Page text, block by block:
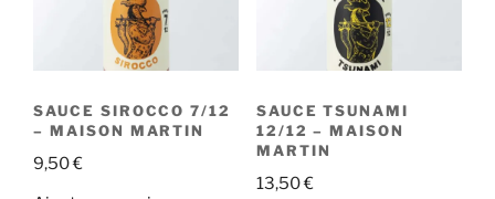
SAUCE SIROCCO 7/12
– MAISON MARTIN
9,50€
SAUCE TSUNAMI
12/12 – MAISON
MARTIN
13,50€